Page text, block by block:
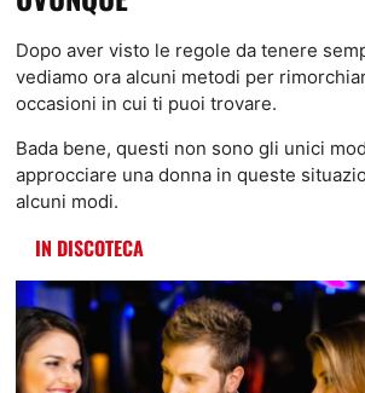
Dopo aver visto le regole da tenere
vediamo ora alcuni metodi per
occasioni in cui ti puoi trovare.
Bada bene, questi non sono gli unici
approcciare una donna in queste
alcuni modi.
IN DISCOTECA